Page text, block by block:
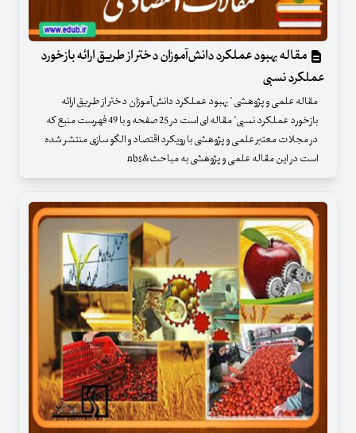
مقاله بهبود عملکرد دانش‌آموزان دختر از طریق ارائه بازخورد
عملکرد نسبی
مقاله علمی و پژوهشی " بهبود عملکرد دانش‌آموزان دختر از طریق ارائه
بازخورد عملکرد نسبی" مقاله ای است در 25 صفحه و با 49 فهرست منبع که
در مجلات معتبر علمی و پژوهشی با رویکرد اقتصاد و الگو سازی منتشر شده
است در این مقاله علمی و پژوهشی به مباحث&nbs